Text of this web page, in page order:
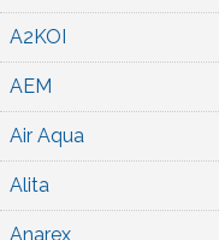
A2KOI
AEM
Air Aqua
Alita
Anarex